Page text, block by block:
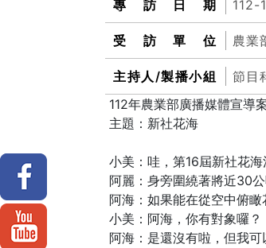
專訪日期 112-
受訪單位 農業
主持人/製播小組
節目
112年農業部廣播媒體宣導
主題：新社花海
小美：哇，第16屆新社花
阿麗：身旁圍繞著將近30
阿海：如果能在從空中俯
小美：阿海，你有對象囉？
阿海：是還沒有啦，但我可